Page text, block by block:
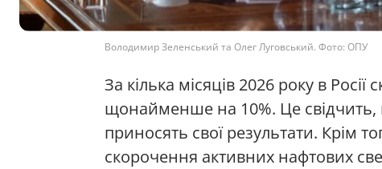
Володимир Зеленський та Олег Луговський. Фото: ОПУ
За кілька місяців 2026 року в
щонайменше на 10%. Це
приносять свої результати. Крім
скорочення активних нафтових